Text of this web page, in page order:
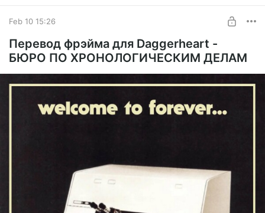
Feb 10 15:26
Перевод фрэйма для Daggerheart -
БЮРО ПО ХРОНОЛОГИЧЕСКИМ ДЕЛАМ